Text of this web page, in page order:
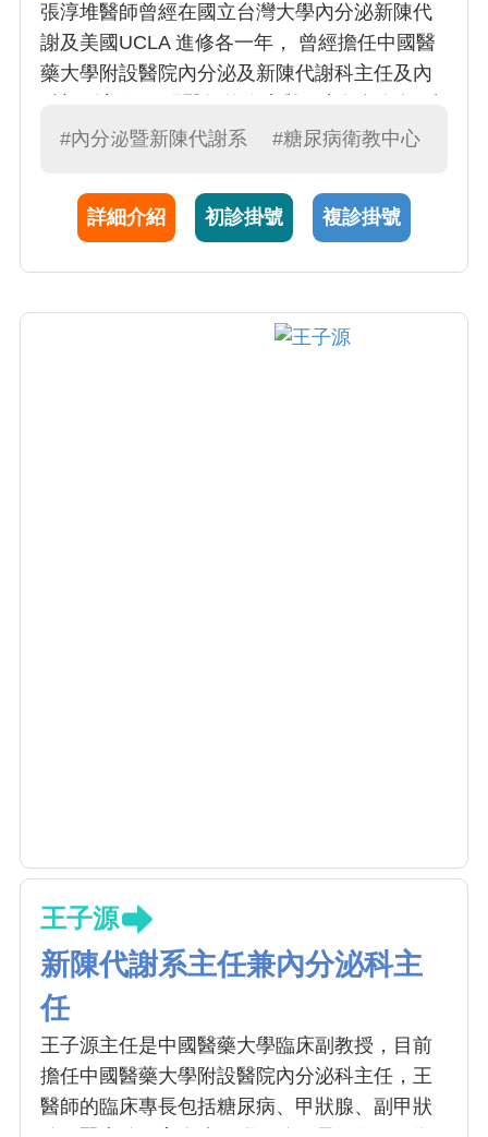
張淳堆醫師曾經在國立台灣大學內分泌新陳代
謝及美國UCLA 進修各一年， 曾經擔任中國醫
藥大學附設醫院內分泌及新陳代謝科主任及內
尿病與甲狀腺疾病的治療，尤其是甲狀腺超音
#內分泌暨新陳代謝系 #糖尿病衛教中心
詳細介紹 初診掛號 複診掛號
王子源
新陳代謝系主任兼內分泌科主
任
王子源主任是中國醫藥大學臨床副教授，目前
擔任中國醫藥大學附設醫院內分泌科主任，王
醫師的臨床專長包括糖尿病、甲狀腺、副甲狀